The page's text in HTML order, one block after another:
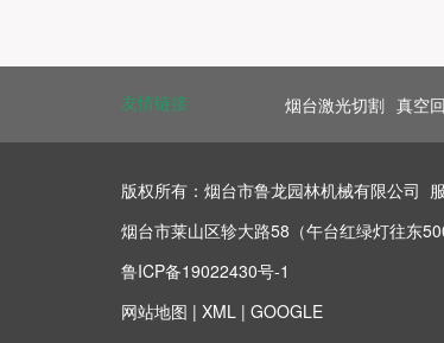
友情链接 烟台激光切割 真空
版权所有：烟台市鲁龙园林机械有限公
烟台市莱山区轸大路58（午台红绿灯往东
鲁ICP备19022430号-1
网站地图 | XML | GOOGLE